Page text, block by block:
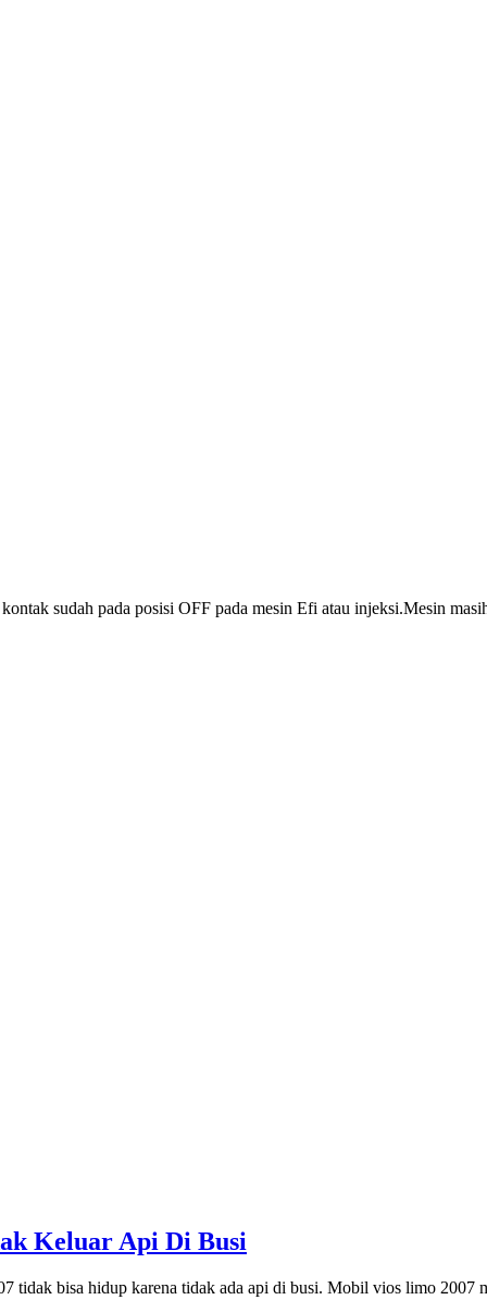
sudah pada posisi OFF pada mesin Efi atau injeksi.Mesin
Keluar Api Di Busi
bisa hidup karena tidak ada api di busi. Mobil vios limo 2007